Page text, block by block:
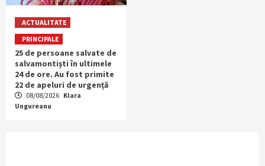
ACTUALITATE
PRINCIPALE
25 de persoane salvate de
salvamontiști în ultimele
24 de ore. Au fost primite
22 de apeluri de urgență
08/08/2026 Klara
Ungureanu